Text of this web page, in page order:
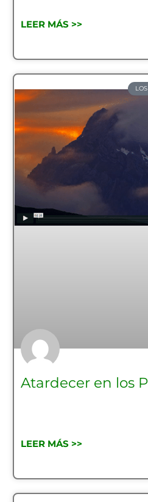
LEER MÁS >>
Atardecer en los
LEER MÁS >>